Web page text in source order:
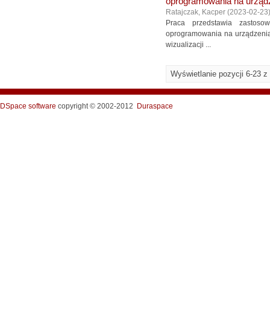
Ratajczak, Kacper (2023-02-23)
Praca przedstawia
oprogramowania na
wizualizacji ...
Wyświetlanie pozycji 6-23 z
DSpace software copyright © 2002-2012 Duraspace